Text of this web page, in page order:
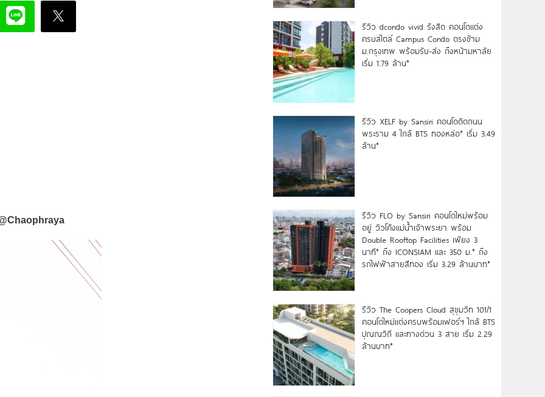
รีวิว dcondo vivid รังสิต คอนโดแต่ง
ครบสไตล์ Campus Condo ตรงข้าม
ม.กรุงเทพ พร้อมรับ-ส่ง ถึงหน้ามหาลัย
เริ่ม 1.79 ล้าน*
รีวิว XELF by Sansiri คอนโดติดถนน
พระราม 4 ใกล้ BTS ทองหล่อ* เริ่ม 3.49
ล้าน*
รีวิว FLO by Sansiri คอนโดใหม่พร้อม
อยู่ วิวโค้งแม่น้ำเจ้าพระยา พร้อม
Double Rooftop Facilities เพียง 3
นาที* ถึง ICONSIAM และ 350 ม.* ถึง
รถไฟฟ้าสายสีทอง เริ่ม 3.29 ล้านบาท*
รีวิว The Coopers Cloud สุขุมวิท 101/1
คอนโดใหม่แต่งครบพร้อมเฟอร์ฯ ใกล้ BTS
ปุณณวิถี และทางด่วน 3 สาย เริ่ม 2.29
ล้านบาท*